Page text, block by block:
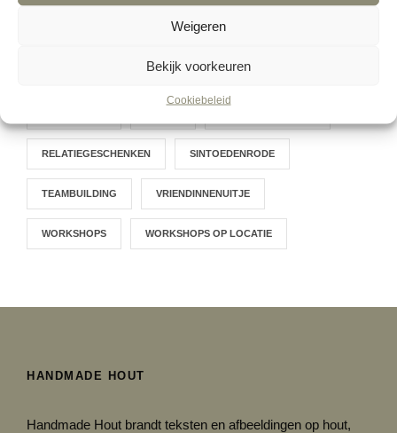
Weigeren
Bekijk voorkeuren
Cookiebeleid
PARTICULIER
PRODUCT OP MAAT
RELATIEGESCHENKEN SINTOEDENRODE
TEAMBUILDING VRIENDINNENUITJE
WORKSHOPS WORKSHOPS OP LOCATIE
HANDMADE HOUT
Handmade Hout brandt teksten en afbeeldingen op hout,